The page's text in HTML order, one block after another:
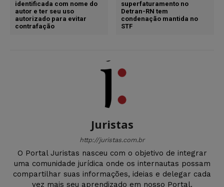
identificada com nome do
autor e ter seu uso
autorizado para evitar
contrafação
superfaturamento no
Detran-RN tem
condenação mantida no
STF
Juristas
http://juristas.com.br
O Portal Juristas nasceu com o objetivo de integrar
uma comunidade jurídica onde os internautas possam
compartilhar suas informações, ideias e delegar cada
vez mais seu aprendizado em nosso Portal.